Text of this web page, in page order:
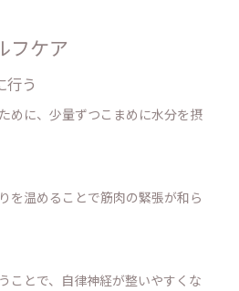
フケア
う
めに、少量ずつこまめに水分を摂
を温めることで筋肉の緊張が和ら
ことで、自律神経が整いやすくな